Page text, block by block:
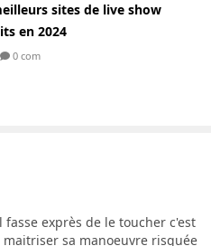
sites de live show
en 2024
0 com
exprès de le toucher c'est
sa manoeuvre risquée